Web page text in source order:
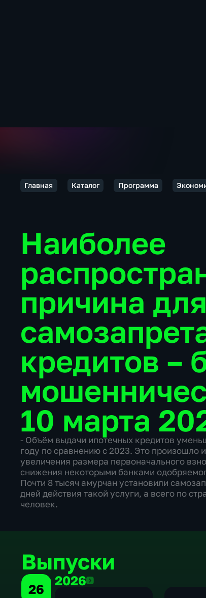
Главная Каталог Программа
Наиболее
причина
кредитов –
10 марта
- Объём выдачи ипотечных кредитов
году по сравнению с 2023. Это произошло
увеличения размера первоначального
снижения некоторыми банками
Почти 8 тысяч амурчан установили
дней действия такой услуги, а всего по
человек.
Выпуски
26
20262026